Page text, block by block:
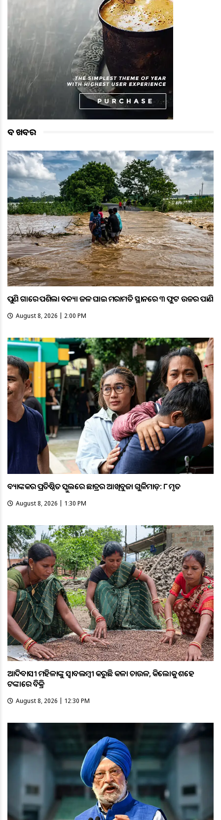
ବଡ ଖବର
ପୁଣି ଗାଁରେ ପଶିଲା ବନ୍ୟା ଜଳ ଘାଇ ମରାମତି ସ୍ଥାନରେ ୩ ଫୁଟ ଉଚ୍ଚର ପାଣି
August 8, 2026 | 2:00 PM
ବ୍ୟାଙ୍କକର ପ୍ରତିଷ୍ଠିତ ସ୍କୁଲରେ ଛାତ୍ରର ଆଖିବୁଜା ଗୁଳିମାଡ଼: ୮ ମୃତ
August 8, 2026 | 1:30 PM
ଆଦିବାସୀ ମହିଳାଙ୍କୁ ସ୍ଵାବଲମ୍ଵୀ କରୁଛି କଳା ଚାଉଳ, କିଲୋକୁ ଶହେ
ଟଙ୍କାରେ ବିକ୍ରି
August 8, 2026 | 12:30 PM